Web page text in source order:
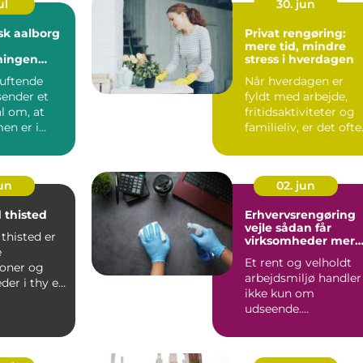
aalborg
et
om, at
er i
30. jun
Privat rengøring:
mere tid, mindre
stress i hverdagen
Når hverdagen er
fyldt med arbejde,
fritidsaktiviteter og
familieliv, er det ofte
thisted
thisted er
og
i thy en
02. jun
Erhvervsrengøring
vejle sådan får
virksomheder mere
image
Et rent og velholdt
arbejdsmiljø handler
ikke kun om
udseende.
både medarbejder...